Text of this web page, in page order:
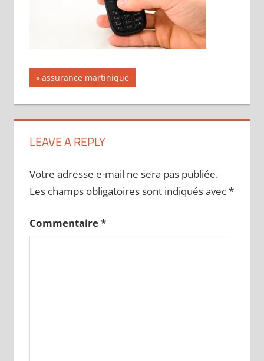
Navigation
de
l’article
Publication
précédente :
assurance martinique
LEAVE A REPLY
Votre adresse e-mail ne sera pas publiée.
Les champs obligatoires sont indiqués avec*
Commentaire*